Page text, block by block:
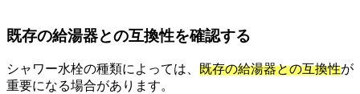
既存の給湯器との互換性を確認する
シャワー水栓の種類によっては、 既存の給湯器との互換性が
重要になる場合があります。